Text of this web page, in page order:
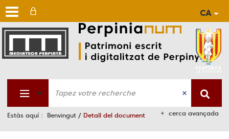
CA
Aller
au
Aller
au
Aller
à
la
cerca avançada
Estàs aquí : Benvingut / Detall del document